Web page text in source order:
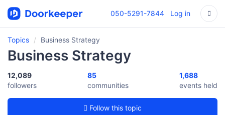
050-5291-7844 Log in
Topics Business Strategy
Business Strategy
Follow this topic
12,089
followers
85
communities
1,688
events held